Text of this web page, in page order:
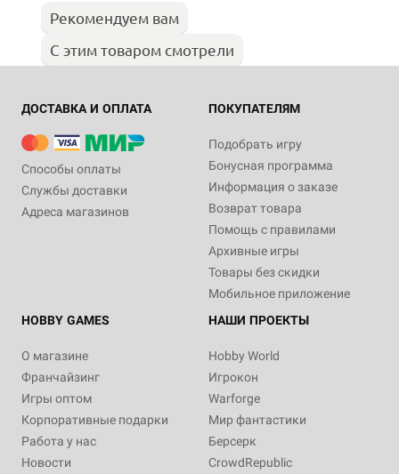
Рекомендуем вам
С этим товаром смотрели
ДОСТАВКА И ОПЛАТА
Способы оплаты
Службы доставки
Адреса магазинов
ПОКУПАТЕЛЯМ
Подобрать игру
Бонусная программа
Информация о заказе
Возврат товара
Помощь с правилами
Архивные игры
Товары без скидки
Мобильное приложение
HOBBY GAMES
О магазине
Франчайзинг
Игры оптом
Корпоративные подарки
Работа у нас
Новости
НАШИ ПРОЕКТЫ
Hobby World
Игрокон
Warforge
Мир фантастики
Берсерк
CrowdRepublic